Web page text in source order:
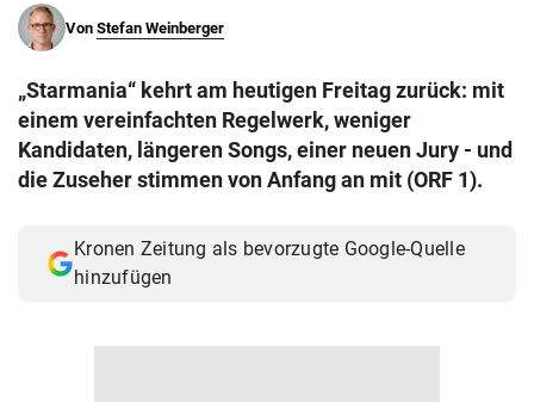
search
eingeben
Muthgasse 2, 1190 Wien
Von Stefan Weinberger
„Starmania“ kehrt am heutigen Freitag zurück: mit
einem vereinfachten Regelwerk, weniger
Kandidaten, längeren Songs, einer neuen Jury - und
die Zuseher stimmen von Anfang an mit (ORF 1).
Kronen Zeitung als bevorzugte Google-Quelle
hinzufügen